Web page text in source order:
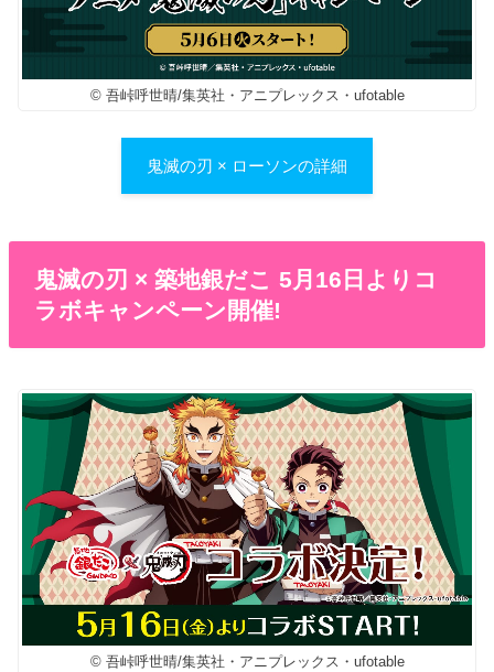
© 吾峠呼世晴/集英社・アニプレックス・ufotable
鬼滅の刃 × ローソンの詳細
鬼滅の刃 × 築地銀だこ 5月16日よりコ
ラボキャンペーン開催!
© 吾峠呼世晴/集英社・アニプレックス・ufotable